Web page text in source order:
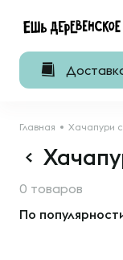
Главная Хачапури с
0 товаров
По